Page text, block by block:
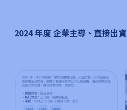
2024年度 企業主導、直接出資